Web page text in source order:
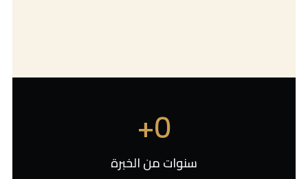
0
+
سنوات من الخبرة